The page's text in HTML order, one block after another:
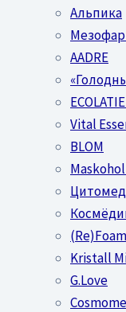
Альпика
AADRE
Vital
BLOM
Цитомед
(Re)Foam
Kristall
G.Love